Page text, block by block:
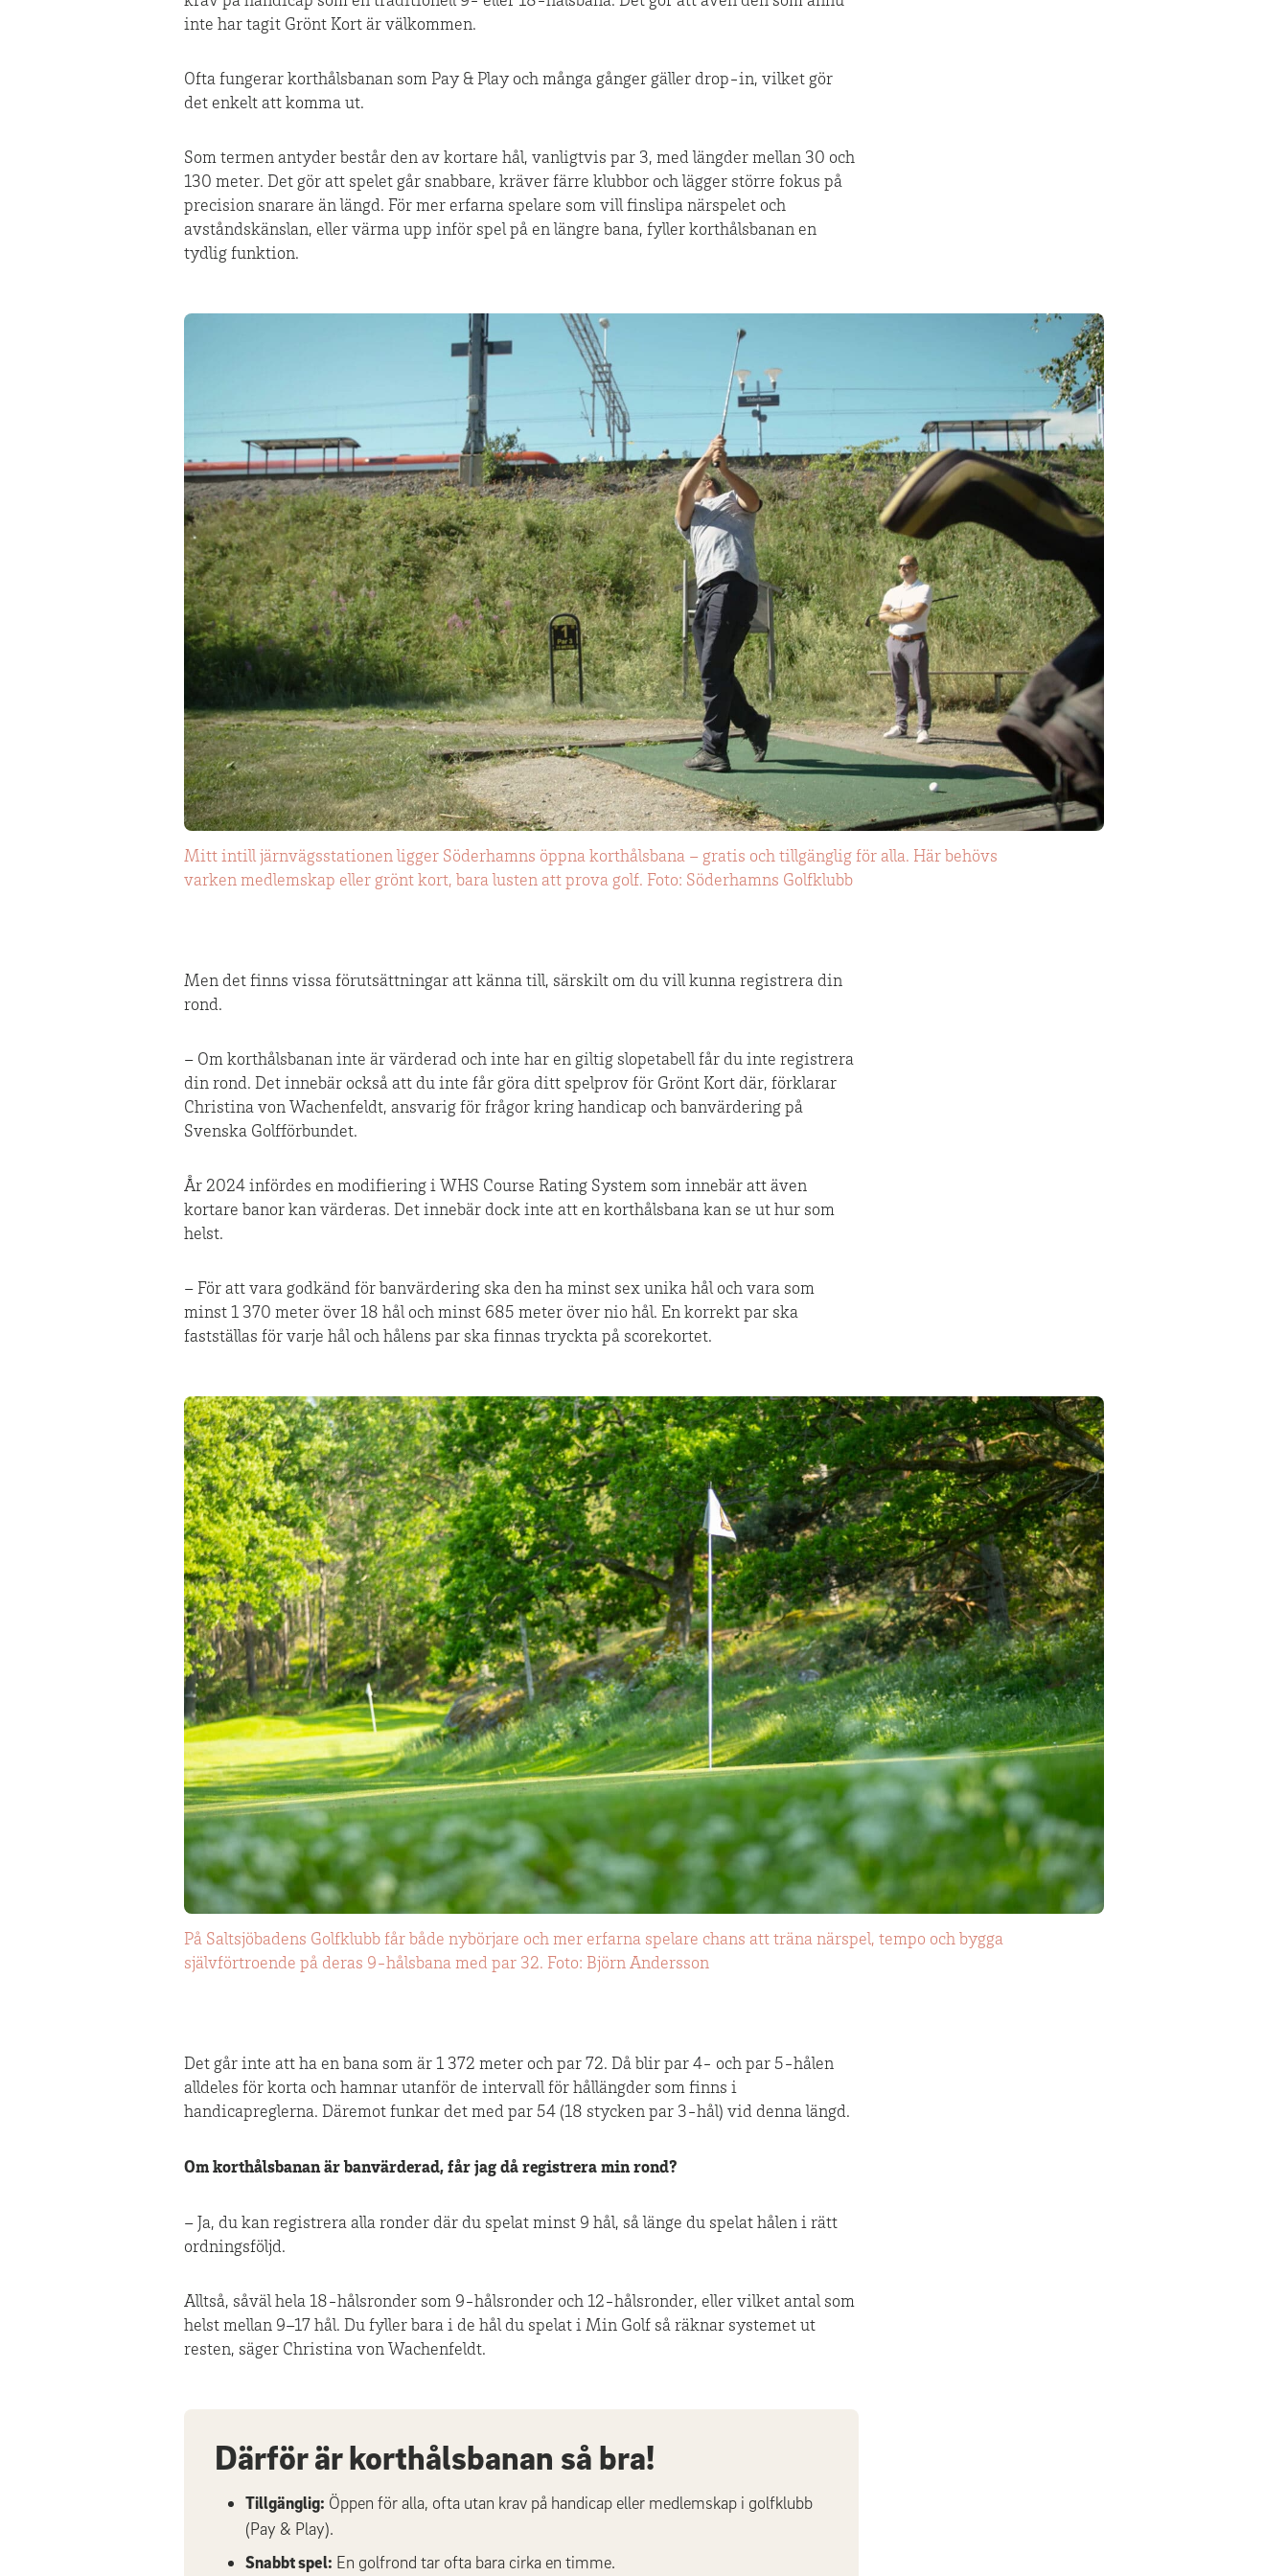
inte har tagit Grönt Kort är välkommen.
Ofta fungerar korthålsbanan som Pay & Play och många gånger gäller drop-in, vilket gör
det enkelt att komma ut.
Som termen antyder består den av kortare hål, vanligtvis par 3, med längder mellan 30 och
130 meter. Det gör att spelet går snabbare, kräver färre klubbor och lägger större fokus på
precision snarare än längd. För mer erfarna spelare som vill finslipa närspelet och
avståndskänslan, eller värma upp inför spel på en längre bana, fyller korthålsbanan en
tydlig funktion.
Mitt intill järnvägsstationen ligger Söderhamns öppna korthålsbana – gratis och tillgänglig för alla. Här behövs
varken medlemskap eller grönt kort, bara lusten att prova golf. Foto: Söderhamns Golfklubb
Men det finns vissa förutsättningar att känna till, särskilt om du vill kunna registrera din
rond.
– Om korthålsbanan inte är värderad och inte har en giltig slopetabell får du inte registrera
din rond. Det innebär också att du inte får göra ditt spelprov för Grönt Kort där, förklarar
Christina von Wachenfeldt, ansvarig för frågor kring handicap och banvärdering på
Svenska Golfförbundet.
År 2024 infördes en modifiering i WHS Course Rating System som innebär att även
kortare banor kan värderas. Det innebär dock inte att en korthålsbana kan se ut hur som
helst.
– För att vara godkänd för banvärdering ska den ha minst sex unika hål och vara som
minst 1 370 meter över 18 hål och minst 685 meter över nio hål. En korrekt par ska
fastställas för varje hål och hålens par ska finnas tryckta på scorekortet.
På Saltsjöbadens Golfklubb får både nybörjare och mer erfarna spelare chans att träna närspel, tempo och bygga
självförtroende på deras 9-hålsbana med par 32. Foto: Björn Andersson
Det går inte att ha en bana som är 1 372 meter och par 72. Då blir par 4- och par 5-hålen
alldeles för korta och hamnar utanför de intervall för hållängder som finns i
handicapreglerna. Däremot funkar det med par 54 (18 stycken par 3-hål) vid denna längd.
Om korthålsbanan är banvärderad, får jag då registrera min rond?
– Ja, du kan registrera alla ronder där du spelat minst 9 hål, så länge du spelat hålen i rätt
ordningsföljd.
Alltså, såväl hela 18-hålsronder som 9-hålsronder och 12-hålsronder, eller vilket antal som
helst mellan 9–17 hål. Du fyller bara i de hål du spelat i Min Golf så räknar systemet ut
resten, säger Christina von Wachenfeldt.
Därför är korthålsbanan så bra!
Tillgänglig: Öppen för alla, ofta utan krav på handicap eller medlemskap i golfklubb
(Pay & Play).
Snabbt spel: En golfrond tar ofta bara cirka en timme.